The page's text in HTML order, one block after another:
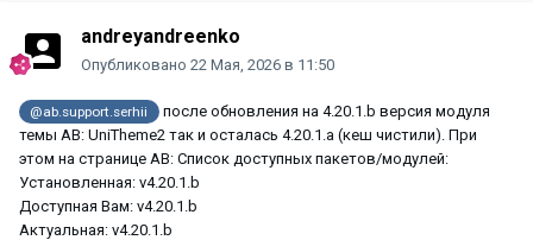
andreyandreenko
Опубликовано 22 Мая, 2026 в 11:50
@ab.support.serhii
после обновления на 4.20.1.b версия модуля
темы AB: UniTheme2 так и осталась 4.20.1.a (кеш чистили). При
этом на странице AB: Список доступных пакетов/модулей:
Установленная: v4.20.1.b
Доступная Вам: v4.20.1.b
Актуальная: v4.20.1.b